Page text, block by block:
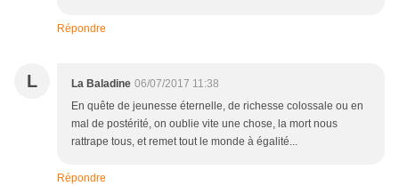
Répondre
L La Baladine 06/07/2017 11:38
En quête de jeunesse éternelle, de richesse colossale ou en
mal de postérité, on oublie vite une chose, la mort nous
rattrape tous, et remet tout le monde à égalité...
Répondre